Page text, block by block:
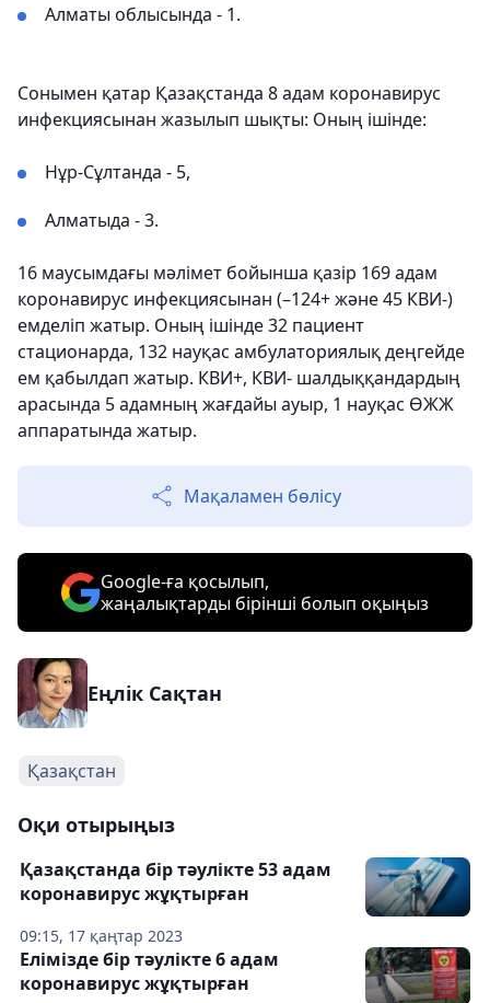
Алматы облысында - 1.
Сонымен қатар Қазақстанда 8 адам коронавирус
инфекциясынан жазылып шықты: Оның ішінде:
Нұр-Сұлтанда - 5,
Алматыда - 3.
16 маусымдағы мәлімет бойынша қазір 169 адам
коронавирус инфекциясынан (–124+ және 45 КВИ-)
емделіп жатыр. Оның ішінде 32 пациент
стационарда, 132 науқас амбулаториялық деңгейде
ем қабылдап жатыр. КВИ+, КВИ- шалдыққандардың
арасында 5 адамның жағдайы ауыр, 1 науқас ӨЖЖ
аппаратында жатыр.
Мақаламен бөлісу
Google-ға қосылып,
жаңалықтарды бірінші болып оқыңыз
Еңлік Сақтан
Қазақстан
Оқи отырыңыз
09:15, 17 қаңтар 2023
Қазақстанда бір тәулікте 53 адам
коронавирус жұқтырған
Елімізде бір тәулікте 6 адам
коронавирус жұқтырған